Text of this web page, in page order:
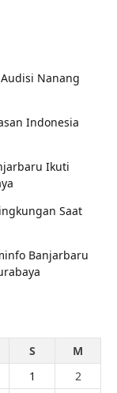
Nanang
Indonesia
Ikuti
Saat
Banjarbaru
S
M
1
2